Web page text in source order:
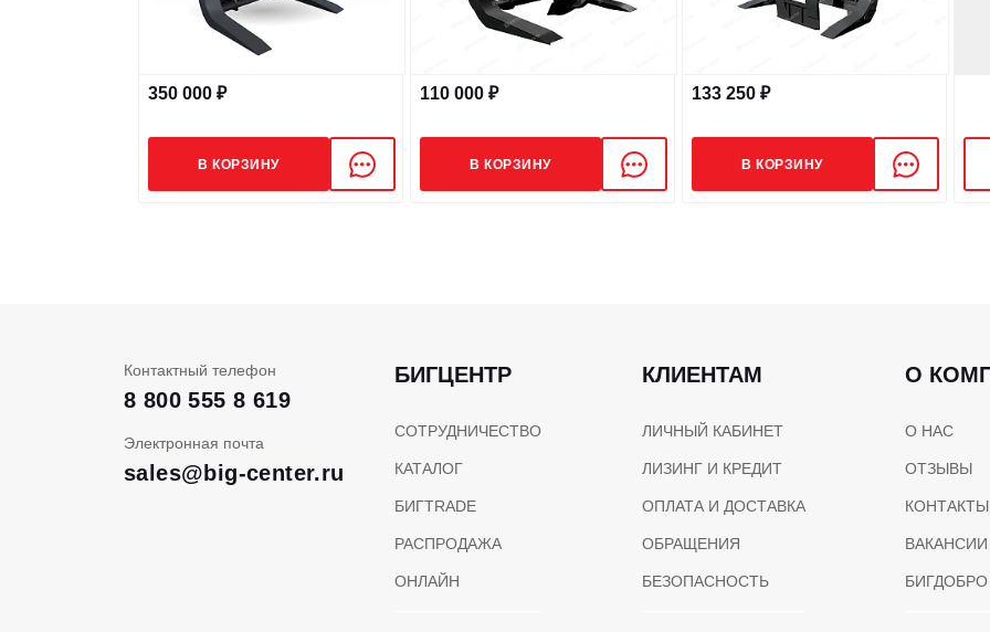
350 000 ₽
В КОРЗИНУ
110 000 ₽
В КОРЗИНУ
133 250 ₽
В КОРЗИНУ
Контактный телефон
8 800 555 8 619
Электронная почта
sales@big-center.ru
БИГЦЕНТР
СОТРУДНИЧЕСТВО
КАТАЛОГ
БИГTRADE
РАСПРОДАЖА
ОНЛАЙН
КЛИЕНТАМ
ЛИЧНЫЙ КАБИНЕТ
ЛИЗИНГ И КРЕДИТ
ОПЛАТА И ДОСТАВКА
ОБРАЩЕНИЯ
БЕЗОПАСНОСТЬ
О
О НАС
ОТЗЫВЫ
КОНТАКТЫ
ВАКАНСИИ
БИГДОБРО